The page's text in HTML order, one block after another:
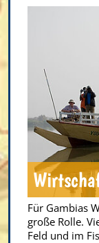
Für Gambias
große Rolle.
Feld und im